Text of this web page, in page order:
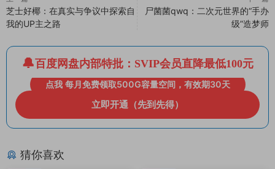
芝士好椰：在真实与争议中探索自
我的UP主之路
尸菌菌qwq：二次元世界的“手办
级”造梦师
百度网盘内部特批：SVIP会员直降最低100元
点我 每月免费领取500G容量空间，有效期30天
立即开通（先到先得）
猜你喜欢